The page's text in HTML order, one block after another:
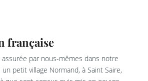
française
par nous-mêmes dans notre
petit village Normand, à Saint Saire,